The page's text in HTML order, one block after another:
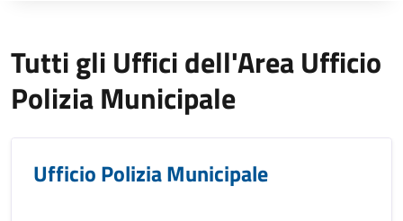
Tutti gli Uffici dell'Area Ufficio
Polizia Municipale
Ufficio Polizia Municipale